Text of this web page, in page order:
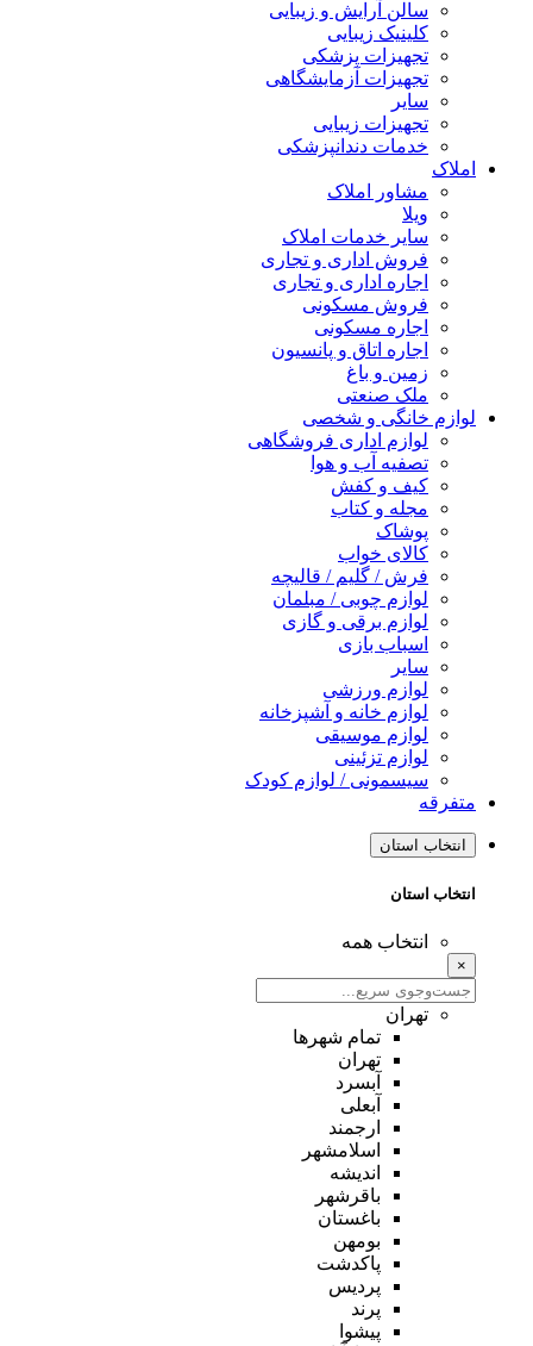
سالن آرایش و زیبایی
کلینیک زیبایی
تجهیزات پزشکی
تجهیزات آزمایشگاهی
سایر
تجهیزات زیبایی
خدمات دندانپزشکی
املاک
مشاور املاک
ویلا
سایر خدمات املاک
فروش اداری و تجاری
اجاره اداری و تجاری
فروش مسکونی
اجاره مسکونی
اجاره اتاق و پانسیون
زمین و باغ
ملک صنعتی
لوازم خانگی و شخصی
لوازم اداری فروشگاهی
تصفیه آب و هوا
کیف و کفش
مجله و کتاب
پوشاک
کالای خواب
فرش / گلیم / قالیچه
لوازم چوبی / مبلمان
لوازم برقی و گازی
اسباب بازی
سایر
لوازم ورزشی
لوازم خانه و آشپزخانه
لوازم موسیقی
لوازم تزئینی
سیسمونی / لوازم کودک
متفرقه
انتخاب استان
انتخاب استان
انتخاب همه
×
تهران
تمام شهر‌ها
تهران
آبسرد
آبعلی
ارجمند
اسلامشهر
اندیشه
باقرشهر
باغستان
بومهن
پاکدشت
پردیس
پرند
پیشوا